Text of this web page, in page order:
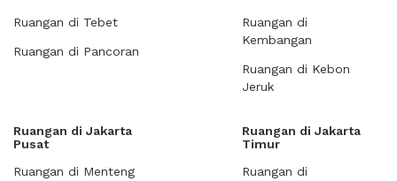
Ruangan di Tebet
Ruangan di Pancoran
Ruangan di
Kembangan
Ruangan di Kebon
Jeruk
Ruangan di Jakarta
Pusat
Ruangan di Menteng
Ruangan di Jakarta
Timur
Ruangan di